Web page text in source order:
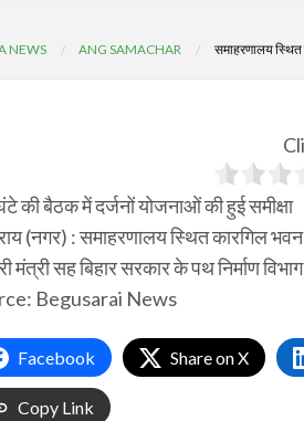
NEWS ANG SAMACHAR समाहरणालय
की बैठक में दर्जनों योजनाओं की हुई समीक्षा
(नगर) : समाहरणालय स्थित कारगिल
मंत्री सह बिहार सरकार के पथ निर्माण
Begusarai News
Facebook Share on X
Copy Link